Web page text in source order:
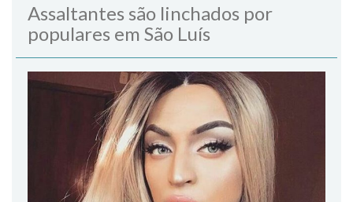
Assaltantes são linchados por
populares em São Luís